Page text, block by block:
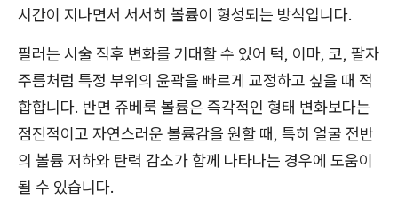
시간이 지나면서 서서히 볼륨이 형성되는 방식입니다.
필러는 시술 직후 변화를 기대할 수 있어 턱, 이마, 코, 팔자
주름처럼 특정 부위의 윤곽을 빠르게 교정하고 싶을 때 적
합합니다. 반면 쥬베룩 볼륨은 즉각적인 형태 변화보다는
점진적이고 자연스러운 볼륨감을 원할 때, 특히 얼굴 전반
의 볼륨 저하와 탄력 감소가 함께 나타나는 경우에 도움이
될 수 있습니다.